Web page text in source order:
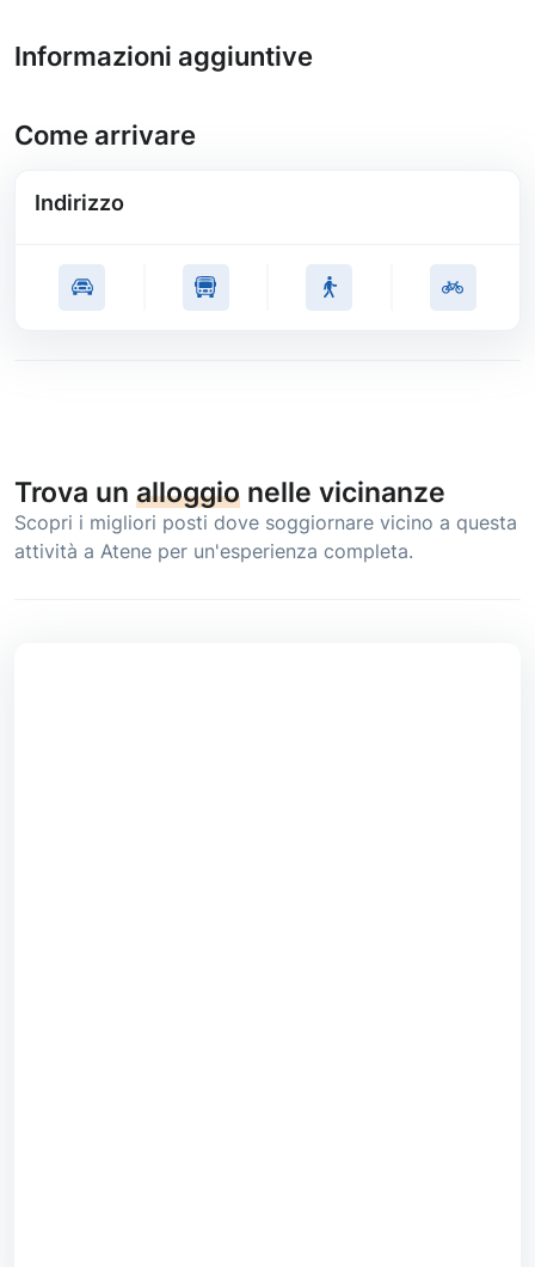
Informazioni aggiuntive
Come arrivare
Indirizzo
Trova un alloggio nelle vicinanze
Scopri i migliori posti dove soggiornare vicino a questa
attività a Atene per un'esperienza completa.